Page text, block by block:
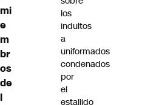
mi
e
m
br
os
de
l
los
indultos
a
uniformados
condenados
por
el
estallido